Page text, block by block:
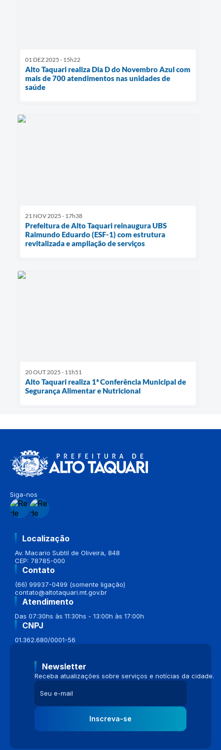
01 DEZ 2025 - 15h22
Alto Taquari realiza Dia D do Novembro Azul com
mais de 700 atendimentos nas unidades de
saúde
21 NOV 2025 - 17h38
Prefeitura de Alto Taquari reinaugura UBS
Raimundo Eduardo (ESF-1) com estrutura
revitalizada e ampliação de serviços
20 OUT 2025 - 11h51
Alto Taquari realiza 1ª Conferência Municipal de
Segurança Alimentar e Nutricional
Siga-nos
Localização
Av. Macario Subtil de Oliveira, 848
CEP: 78785-000
Contato
(66) 99937-0499 (somente ligação)
contato@altotaquari.mt.gov.br
Atendimento
Das 07:30hs às 11:30hs - 13:00h às 17:00h
CNPJ
01.362.680/0001-56
Newsletter
Receba atualizações sobre serviços e notícias da cidade.
Inscreva-se